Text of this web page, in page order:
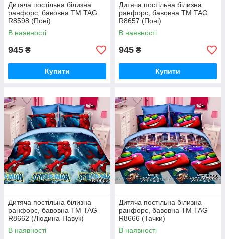
Дитяча постільна білизна
ранфорс, бавовна ТМ TAG
R8598 (Поні)
В наявності
945 ₴
Купити
Дитяча постільна білизна
ранфорс, бавовна ТМ TAG
R8657 (Поні)
В наявності
945 ₴
Купити
Дитяча постільна білизна
ранфорс, бавовна ТМ TAG
R8662 (Людина-Павук)
В наявності
Дитяча постільна білизна
ранфорс, бавовна ТМ TAG
R8666 (Тачки)
В наявності